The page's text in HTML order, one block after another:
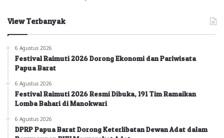
View Terbanyak
6 Agustus 2026
Festival Raimuti 2026 Dorong Ekonomi dan Pariwisata
Papua Barat
6 Agustus 2026
Festival Raimuti 2026 Resmi Dibuka, 191 Tim Ramaikan
Lomba Bahari di Manokwari
6 Agustus 2026
DPRP Papua Barat Dorong Keterlibatan Dewan Adat dalam